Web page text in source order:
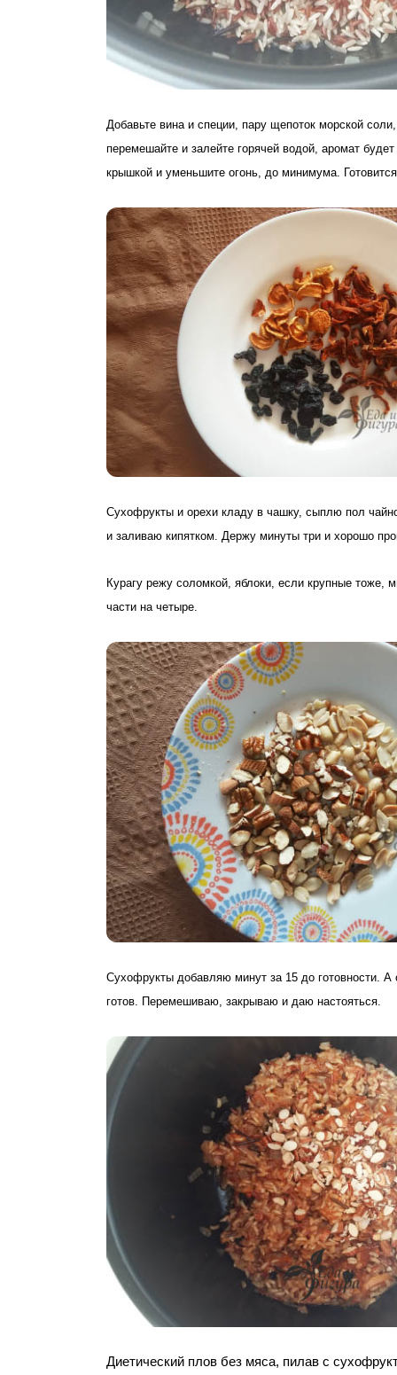
Добавьте вина и специи, пару щепоток морской
перемешайте и залейте горячей водой, аромат
крышкой и уменьшите огонь, до минимума.
Сухофрукты и орехи кладу в чашку, сыплю пол
и заливаю кипятком. Держу минуты три и хорошо
Курагу режу соломкой, яблоки, если крупные тоже,
части на четыре.
Сухофрукты добавляю минут за 15 до готовности. А
готов. Перемешиваю, закрываю и даю настояться.
Диетический плов без мяса, пилав с